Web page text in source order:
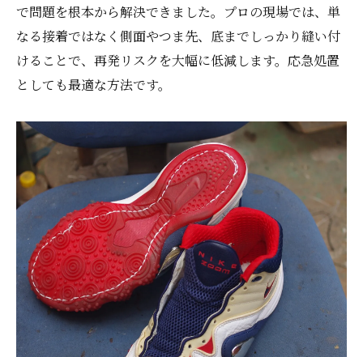
で問題を根本から解決できました。プロの現場では、単
なる接着ではなく側面やつま先、底までしっかり縫い付
けることで、再発リスクを大幅に低減します。応急処置
としても最適な方法です。